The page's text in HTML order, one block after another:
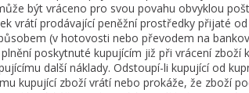
být vráceno pro svou povahu obvyklou
vrátí prodávající peněžní prostředky přijaté
(v hotovosti nebo převodem na
poskytnuté kupujícím již při vrácení zboží
další náklady. Odstoupí-li kupující od
kupující zboží vrátí nebo prokáže, že zboží